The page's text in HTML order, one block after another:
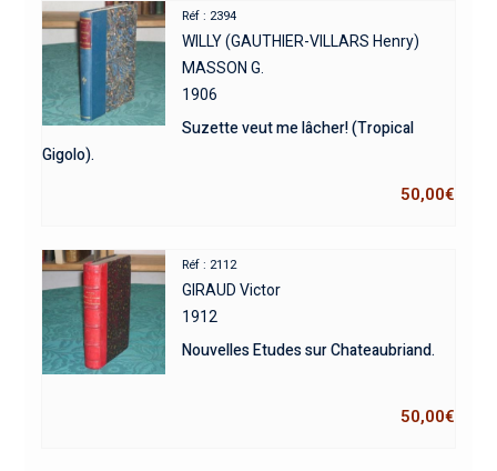
Réf : 2394
WILLY (GAUTHIER-VILLARS Henry)
MASSON G.
1906
Suzette veut me lâcher! (Tropical
Gigolo).
50,00€
Réf : 2112
GIRAUD Victor
1912
Nouvelles Etudes sur Chateaubriand.
50,00€